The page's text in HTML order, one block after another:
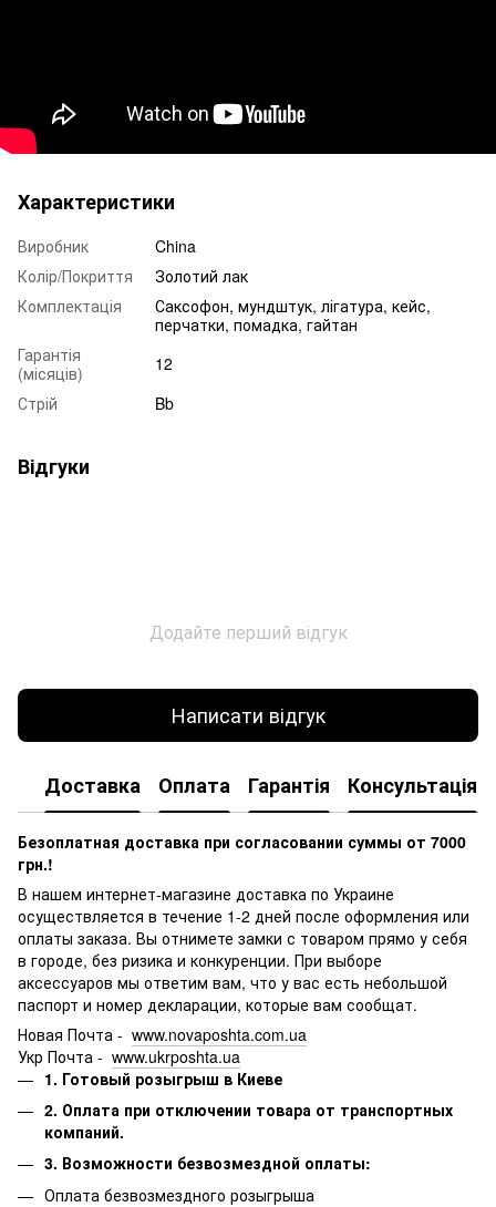
Характеристики
Виробник
China
Колір/Покриття
Золотий лак
Комплектація
Саксофон, мундштук, лігатура, кейс,
перчатки, помадка, гайтан
Гарантія
(місяців)
12
Стрій
Bb
Відгуки
Додайте перший відгук
Написати відгук
Доставка Оплата Гарантія Консультація
Безоплатная доставка при согласовании суммы от 7000
грн.!
В нашем интернет-магазине доставка по Украине
осуществляется в течение 1-2 дней после оформления или
оплаты заказа. Вы отнимете замки с товаром прямо у себя
в городе, без ризика и конкуренции. При выборе
аксессуаров мы ответим вам, что у вас есть небольшой
паспорт и номер декларации, которые вам сообщат.
Новая Почта - www.novaposhta.com.ua
Укр Почта - www.ukrposhta.ua
1. Готовый розыгрыш в Киеве
2. Оплата при отключении товара от транспортных
компаний.
3. Возможности безвозмездной оплаты:
Оплата безвозмездного розыгрыша